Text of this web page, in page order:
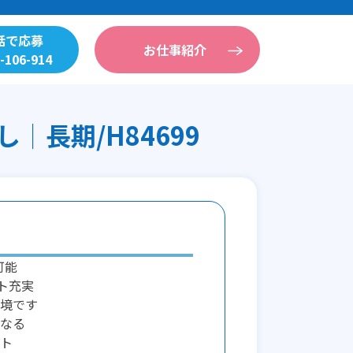
で応募
106-914
お仕事紹介
│長期/H84699
能
充実
です
る